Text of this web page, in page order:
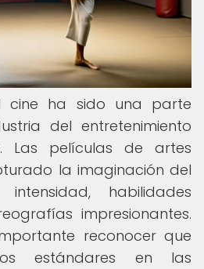
cine ha sido una parte
del entretenimiento
Las películas de artes
la imaginación del
habilidades
impresionantes.
reconocer que
estándares en las